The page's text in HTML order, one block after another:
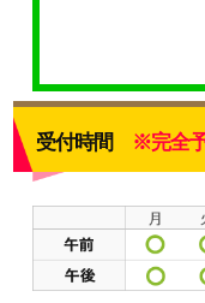
受付時間 ※完全